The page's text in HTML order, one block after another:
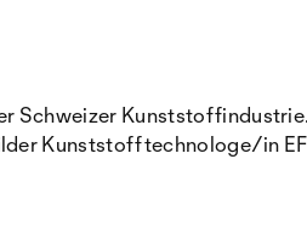
Schweizer
Kunststofftechnologe/in